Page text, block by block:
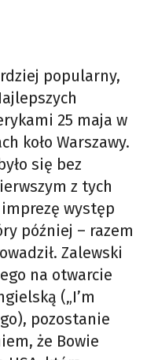
popularny,
25 maja w
koło Warszawy.
się bez
z tych
występ
później – razem
Zalewski
na otwarcie
(„I’m
pozostanie
że Bowie